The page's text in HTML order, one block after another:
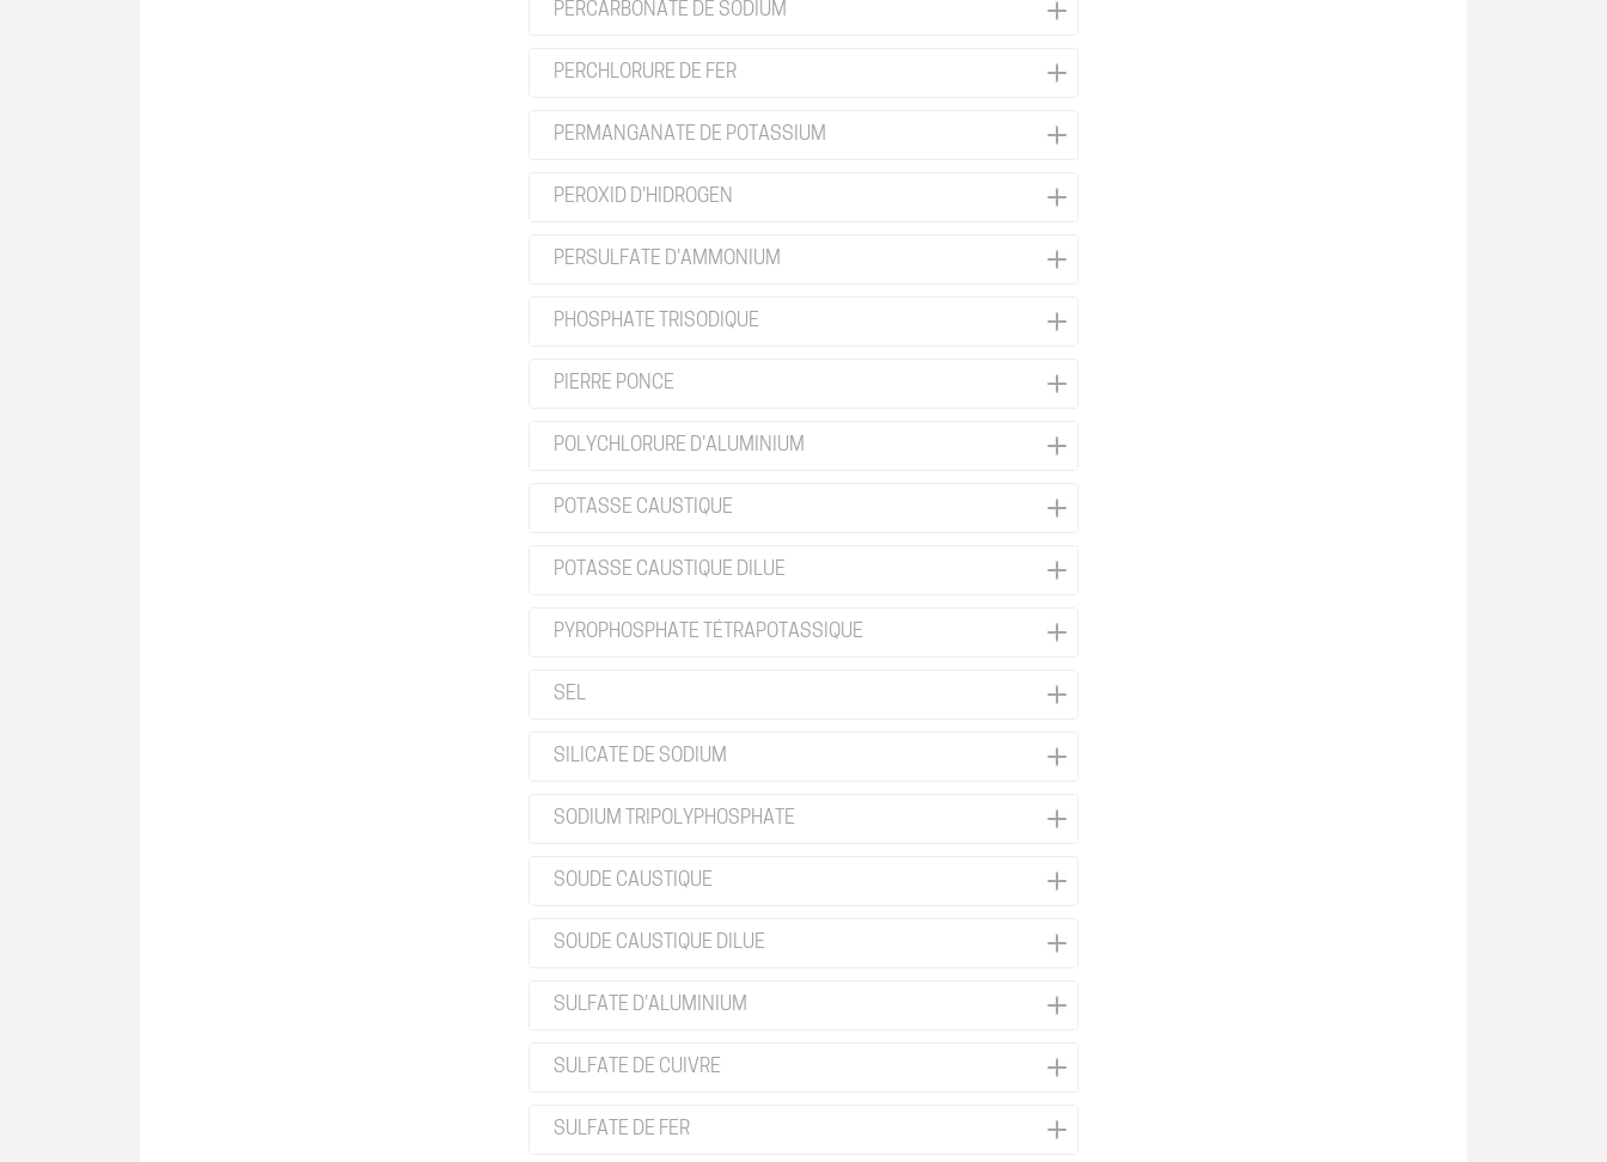
PERCARBONATE DE SODIUM
PERCHLORURE DE FER
PERMANGANATE DE POTASSIUM
PEROXID D'HIDROGEN
PERSULFATE D'AMMONIUM
PHOSPHATE TRISODIQUE
PIERRE PONCE
POLYCHLORURE D'ALUMINIUM
POTASSE CAUSTIQUE
POTASSE CAUSTIQUE DILUE
PYROPHOSPHATE TÉTRAPOTASSIQUE
SEL
SILICATE DE SODIUM
SODIUM TRIPOLYPHOSPHATE
SOUDE CAUSTIQUE
SOUDE CAUSTIQUE DILUE
SULFATE D'ALUMINIUM
SULFATE DE CUIVRE
SULFATE DE FER